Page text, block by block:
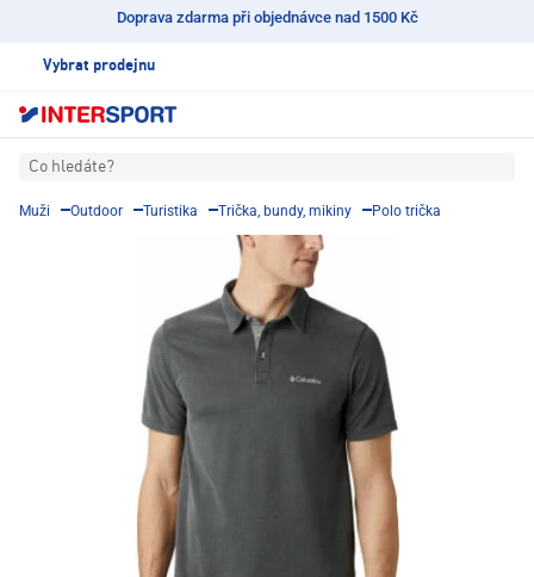
Doprava zdarma při objednávce nad 1500 Kč
Vybrat prodejnu
Co hledáte?
Muži Outdoor Turistika Trička, bundy, mikiny Polo trička